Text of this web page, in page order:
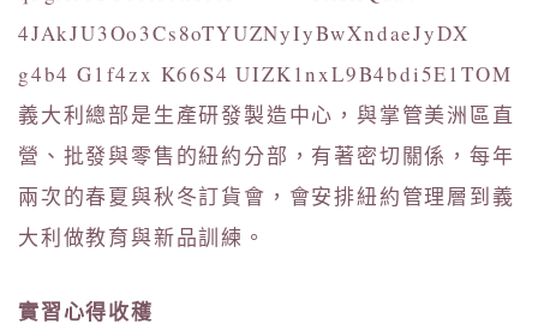
義大利總部是生產研發製造中心，與掌管美洲區直
營、批發與零售的紐約分部，有著密切關係，每年
兩次的春夏與秋冬訂貨會，會安排紐約管理層到義
大利做教育與新品訓練。
實習心得收穫